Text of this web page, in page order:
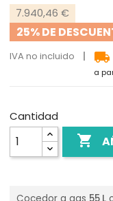
7.940,46 €
25% DE
IVA no incluido local_shipping
a
Cantidad
